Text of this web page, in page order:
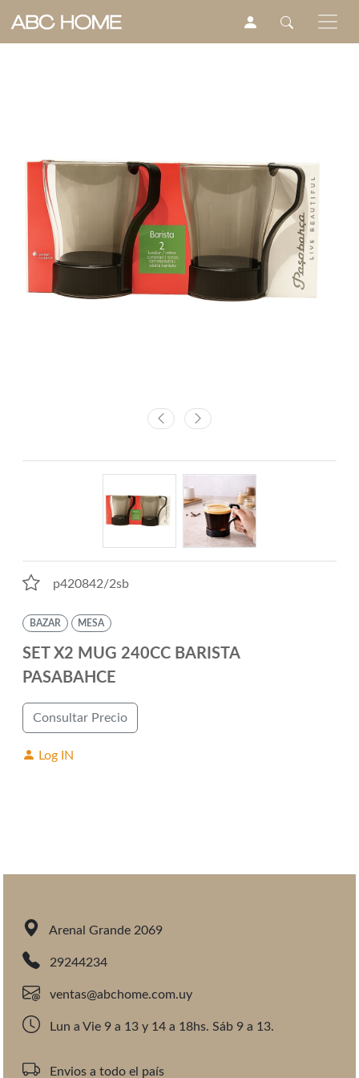
p420842/2sb
BAZAR MESA
SET X2 MUG 240CC BARISTA
PASABAHCE
Consultar Precio
Log IN
Arenal Grande 2069
29244234
ventas@abchome.com.uy
Lun a Vie 9 a 13 y 14 a 18hs. Sáb 9 a 13.
Envios a todo el país